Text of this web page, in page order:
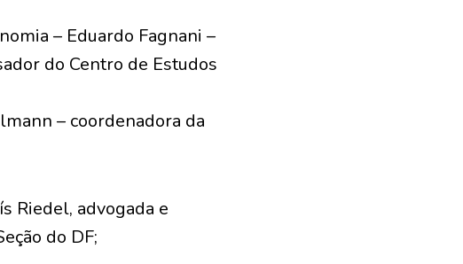
– Eduardo Fagnani –
do Centro de Estudos
– coordenadora da
Riedel, advogada e
do DF;